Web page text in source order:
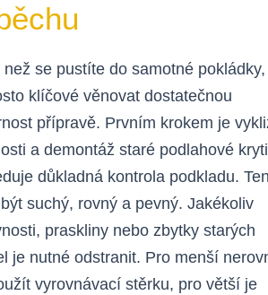
než se pustíte do samotné
klíčové věnovat dostatečnou
přípravě. Prvním krokem je
a demontáž staré podlahové
důkladná kontrola podkladu.
suchý, rovný a pevný. Jakékoliv
praskliny nebo zbytky starých
je nutné odstranit. Pro menší
vyrovnávací stěrku, pro větší je